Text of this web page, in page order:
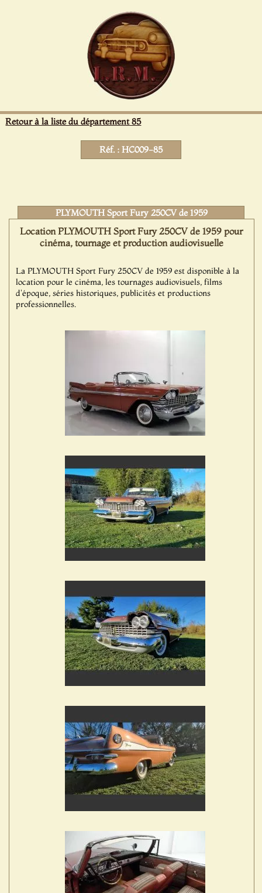
Retour à la liste du département 85
Réf. : HC009-85
PLYMOUTH Sport Fury 250CV de 1959
Location PLYMOUTH Sport Fury 250CV de 1959 pour
cinéma, tournage et production audiovisuelle
La PLYMOUTH Sport Fury 250CV de 1959 est disponible à la
location pour le cinéma, les tournages audiovisuels, films
d'époque, séries historiques, publicités et productions
professionnelles.